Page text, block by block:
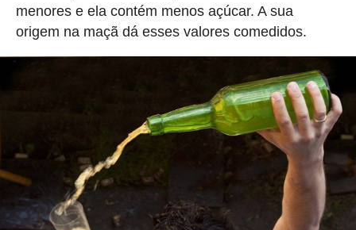
menores e ela contém menos açúcar. A sua
origem na maçã dá esses valores comedidos.